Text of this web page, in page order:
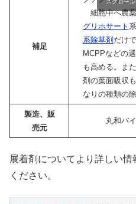
補足
細胞中へ農
グリホサート 系
系除草剤だけ
MCPPなどの
も高める。ま
剤の葉面吸収
なりの種類の
製造、販
売元
丸和バ
展着剤についてより詳しい
ください。